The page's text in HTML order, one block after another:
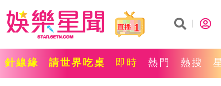
1
針線緣 請世界吃桌 即時 熱門 熱搜